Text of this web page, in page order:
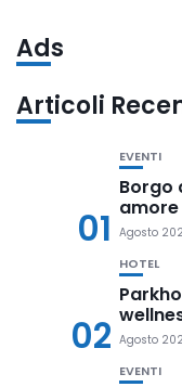
Ads
Articoli
01
EVENTI
Borgo
Agosto
02
HOTEL
Agosto
EVENTI